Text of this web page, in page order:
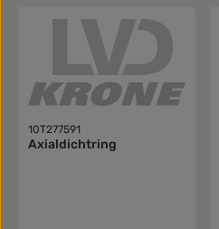
10T277591
Axialdichtring